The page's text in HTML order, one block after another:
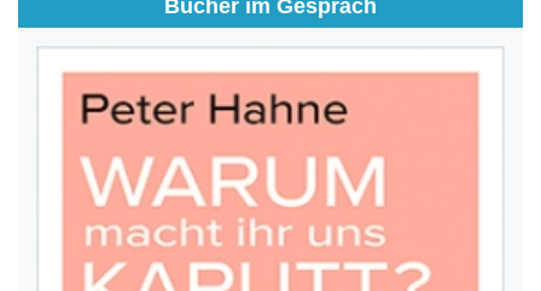
Bücher im Gespräch